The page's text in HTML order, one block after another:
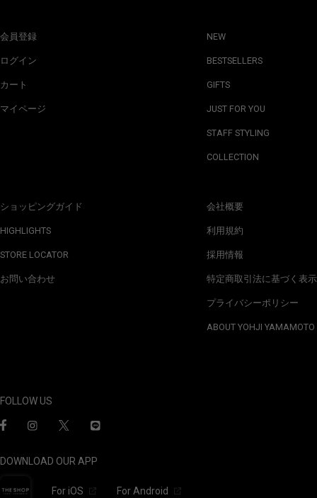
会員登録
ログイン
カート
マイページ
ショッピングガイド
HIGHLIGHTS
STORE LOCATOR
お問い合わせ
NEW
BESTSELLERS
GIFTS
JUST FOR YOU
STAFF STYLING
COLLECTION
会社概要
利用規約
採用情報
特定商取引法に基づく表示
プライバシーポリシー
ABOUT YOHJI YAMAMOTO
FOLLOW US
DOWNLOAD OUR APP
For iOS For Android